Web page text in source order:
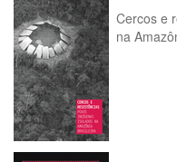
Cercos e
na